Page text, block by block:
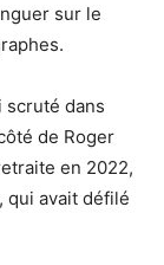
sur le
scruté dans
de Roger
en 2022,
qui avait défilé